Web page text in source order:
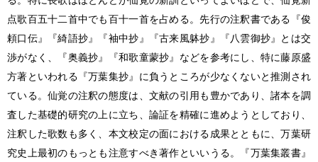
点歌百五十二首中でも百十一首を占める。先行の注釈書である『俊
頼口伝』『綺語抄』『袖中抄』『古来風躰抄』『八雲御抄』とは交
渉がなく、『奥義抄』『和歌童蒙抄』などを参考にし、特に藤原盛
方著といわれる『万葉集抄』に負うところが少なくないと推測され
ている。仙覚の注釈の態度は、文献の引用も豊かであり、諸本を調
査した基礎的研究の上に立ち、論証を精確に進めようとしており、
注釈した歌数も多く、本文校定の面における成果とともに、万葉研
究史上最初のもっとも注意すべき著作といいうる。『万葉集叢書』